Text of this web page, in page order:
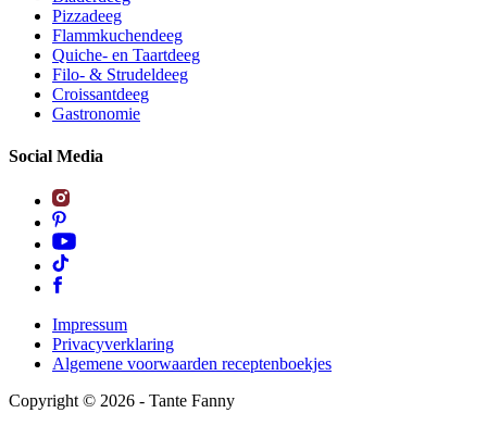
Pizzadeeg
Flammkuchendeeg
Quiche- en Taartdeeg
Filo- & Strudeldeeg
Croissantdeeg
Gastronomie
Social Media
Impressum
Privacyverklaring
Algemene voorwaarden receptenboekjes
Copyright © 2026 - Tante Fanny